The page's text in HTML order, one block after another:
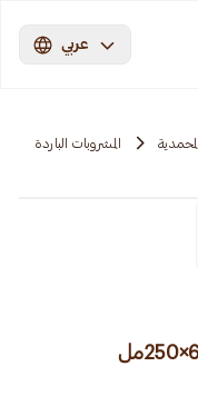
عربي
المحمدية المشروبات الباردة